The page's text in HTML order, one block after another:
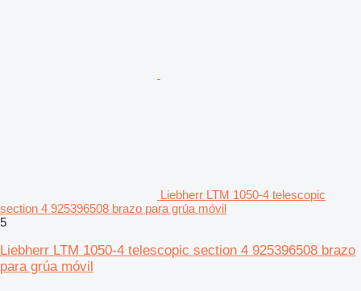
Liebherr LTM 1050-4 telescopic
section 4 925396508 brazo para grúa móvil
5
Liebherr LTM 1050-4 telescopic section 4 925396508 brazo
para grúa móvil